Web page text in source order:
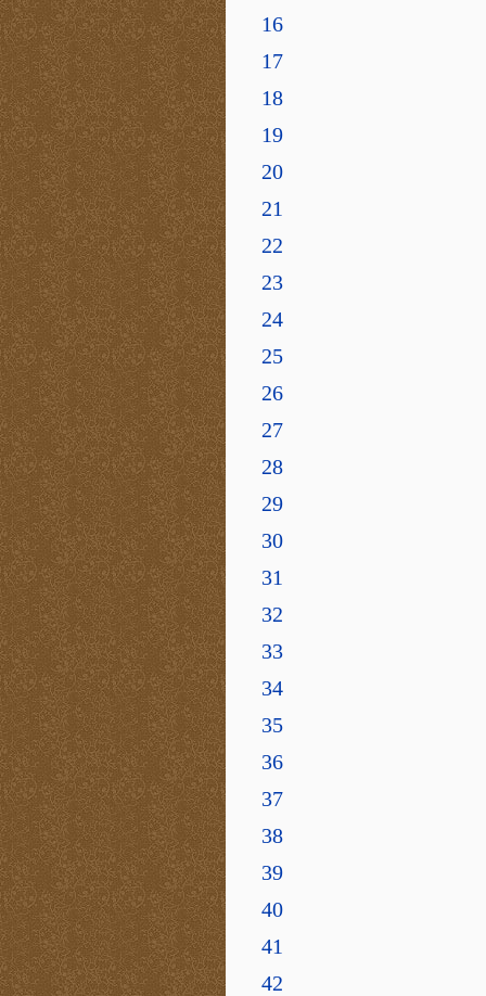
16
17
18
19
20
21
22
23
24
25
26
27
28
29
30
31
32
33
34
35
36
37
38
39
40
41
42